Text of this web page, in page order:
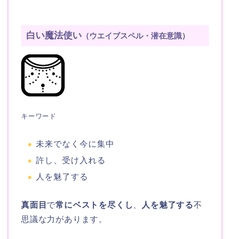
白い魔法使い （ウエイブスペル・潜在意識）
キーワード
未来でなく今に集中
許し、受け入れる
人を魅了する
真面目 で常にベストを尽くし 人を魅了する不
思議な力があります。